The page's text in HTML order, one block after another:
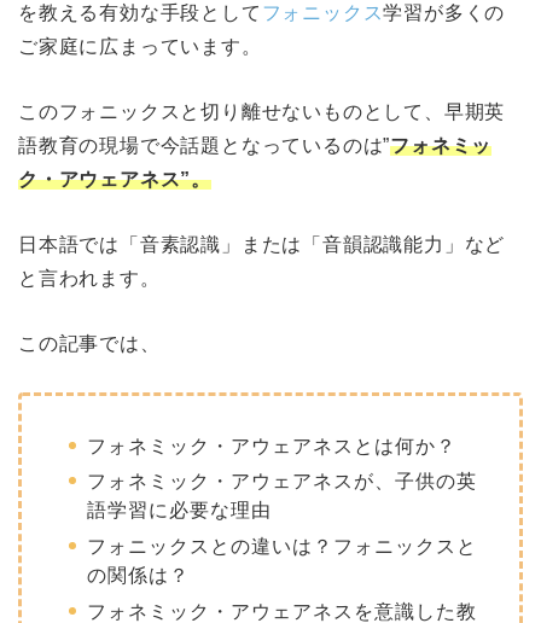
を教える有効な手段として フォニックス学習が多くの
ご家庭に広まっています。
このフォニックスと切り離せないものとして、早期英
語教育の現場で今話題となっているのは”フォネミッ
ク・アウェアネス”。
日本語では「音素認識」または「音韻認識能力」など
と言われます。
この記事では、
フォネミック・アウェアネスとは何か？
フォネミック・アウェアネスが、子供の英
語学習に必要な理由
フォニックスとの違いは？フォニックスと
の関係は？
フォネミック・アウェアネスを意識した教